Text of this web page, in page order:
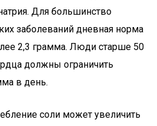
Для большинство
заболеваний дневная норма
2,3 грамма. Люди старше 50
должны ограничить
в день.
соли может увеличить